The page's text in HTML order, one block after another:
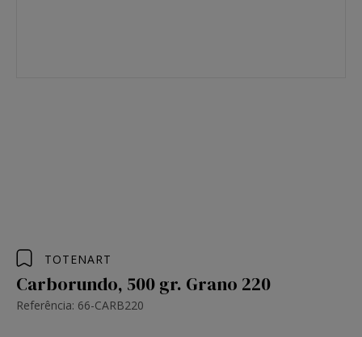
TOTENART
Carborundo, 500 gr. Grano 220
Referência: 66-CARB220